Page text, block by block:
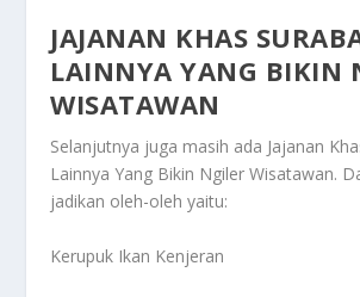
JAJANAN KHAS
LAINNYA YANG BIKIN
WISATAWAN
Selanjutnya juga masih ada Jajanan
Lainnya Yang Bikin Ngiler Wisatawan.
jadikan oleh-oleh yaitu:
Kerupuk Ikan Kenjeran